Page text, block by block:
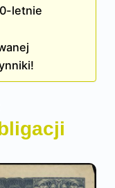
letnie